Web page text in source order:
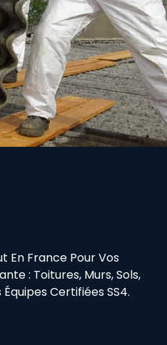
En France Pour Vos
: Toitures, Murs, Sols,
Certifiées SS4.